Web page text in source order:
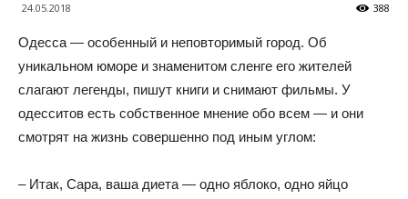
24.05.2018 388
Одесса — особенный и неповторимый город. Об
уникальном юморе и знаменитом сленге его жителей
слагают легенды, пишут книги и снимают фильмы. У
одесситов есть собственное мнение обо всем — и они
смотрят на жизнь совершенно под иным углом:
– Итак, Сара, ваша диета — одно яблоко, одно яйцо